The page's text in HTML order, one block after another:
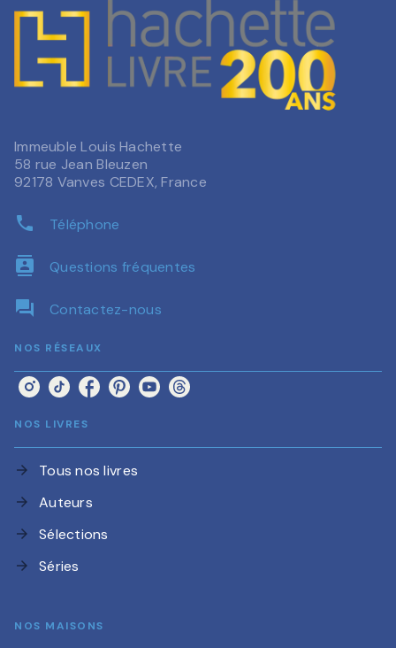
Immeuble Louis Hachette
58 rue Jean Bleuzen
92178 Vanves CEDEX, France
phone Téléphone
contacts Questions fréquentes
question_answer Contactez-nous
NOS RÉSEAUX
NOS LIVRES
arrow_forward Tous nos livres
arrow_forward Auteurs
arrow_forward Sélections
arrow_forward Séries
NOS MAISONS